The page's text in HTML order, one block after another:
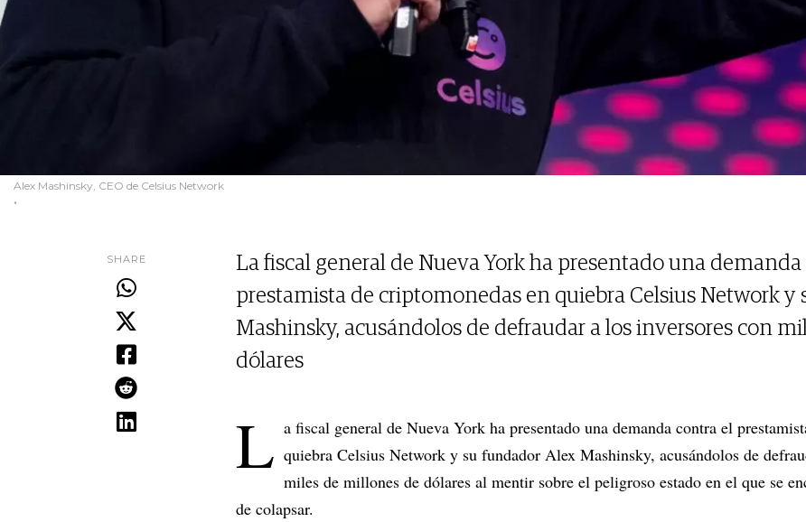
Alex Mashinsky, CEO de Celsius Network
.
SHARE
La fiscal general de Nueva York ha presentado una
prestamista de criptomonedas en quiebra Celsius Network y
Mashinsky, acusándolos de defraudar a los inversores con
dólares
L a fiscal general de Nueva York ha presentado una demanda contra el
quiebra Celsius Network y su fundador Alex Mashinsky, acusándolos de
miles de millones de dólares al mentir sobre el peligroso estado en el que se
de colapsar.